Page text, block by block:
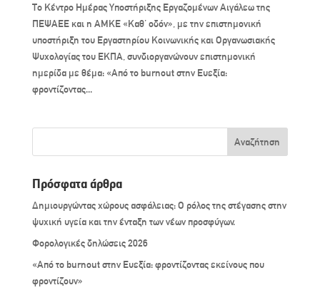
Το Κέντρο Ημέρας Υποστήριξης Εργαζομένων Αιγάλεω της
ΠΕΨΑΕΕ και η ΑΜΚΕ «Καθ’ οδόν», με την επιστημονική
υποστήριξη του Εργαστηρίου Κοινωνικής και Οργανωσιακής
Ψυχολογίας του ΕΚΠΑ, συνδιοργανώνουν επιστημονική
ημερίδα με θέμα: «Από το burnout στην Ευεξία:
φροντίζοντας...
Πρόσφατα άρθρα
Δημιουργώντας χώρους ασφάλειας: Ο ρόλος της στέγασης στην
ψυχική υγεία και την ένταξη των νέων προσφύγων.
Φορολογικές δηλώσεις 2026
«Από το burnout στην Ευεξία: φροντίζοντας εκείνους που
φροντίζουν»